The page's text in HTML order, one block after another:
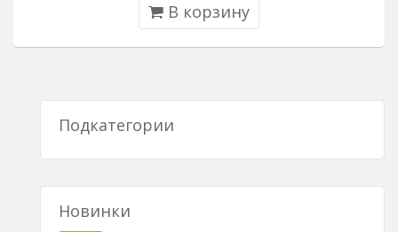
В корзину
Подкатегории
Новинки